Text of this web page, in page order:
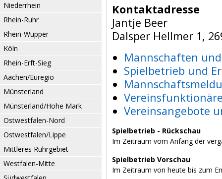
Niederrhein
Rhein-Ruhr
Rhein-Wupper
Köln
Rhein-Erft-Sieg
Aachen/Euregio
Münsterland
Münsterland/Hohe Mark
Ostwestfalen-Nord
Ostwestfalen/Lippe
Mittleres Ruhrgebiet
Westfalen-Mitte
Kontaktadresse
Jantje Beer
Dalsper Hellmer 1,
Mannschaften
Spielbetrieb und
Vereinsangebote
Spielbetrieb - Rückschau
Im Zeitraum vom Anfang der
Spielbetrieb Vorschau
Im Zeitraum von heute bis zum